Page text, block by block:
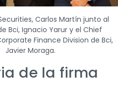
Carlos Martín junto al
Bci, Ignacio Yarur y el Chief
Finance Division de Bci,
Javier Moraga.
de la firma